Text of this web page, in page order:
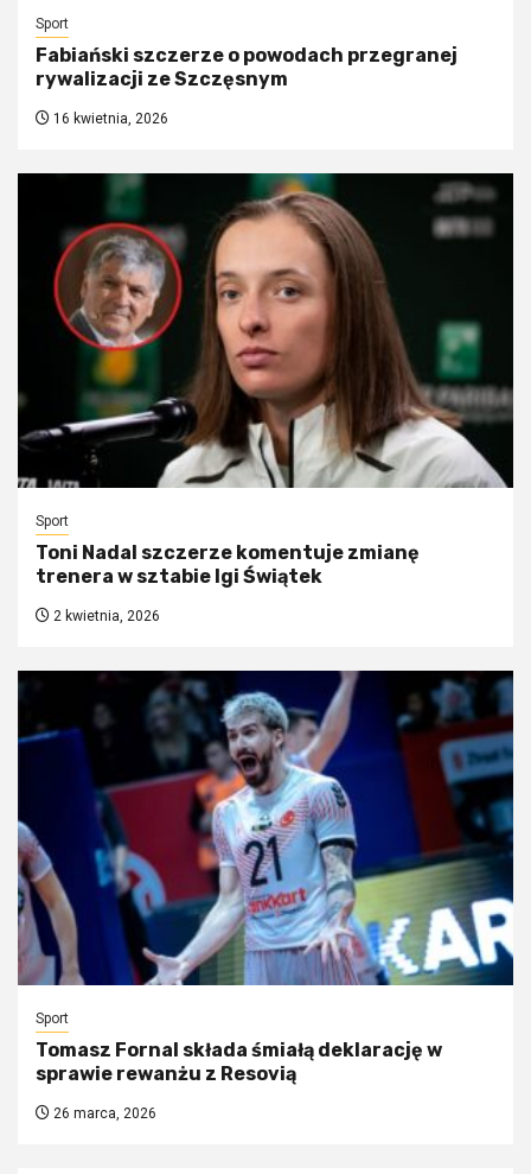
Sport
Fabiański szczerze o powodach przegranej
rywalizacji ze Szczęsnym
16 kwietnia, 2026
Sport
Toni Nadal szczerze komentuje zmianę
trenera w sztabie Igi Świątek
2 kwietnia, 2026
Sport
Tomasz Fornal składa śmiałą deklarację w
sprawie rewanżu z Resovią
26 marca, 2026